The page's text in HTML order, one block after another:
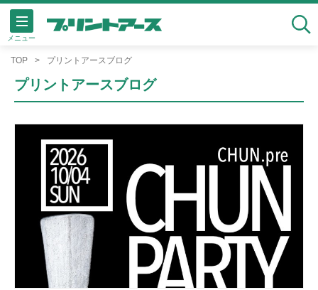
メニュー
TOP プリントアースブログ
プリントアースブログ